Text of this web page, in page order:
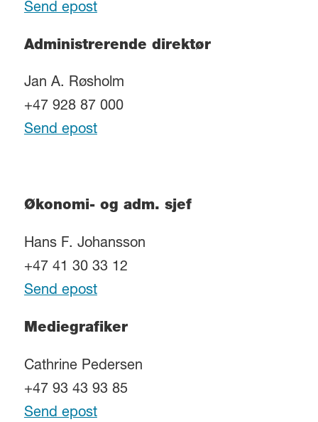
Send epost
Administrerende direktør
Jan A. Røsholm
+47 928 87 000
Send epost
Økonomi- og adm. sjef
Hans F. Johansson
+47 41 30 33 12
Send epost
Mediegrafiker
Cathrine Pedersen
+47 93 43 93 85
Send epost